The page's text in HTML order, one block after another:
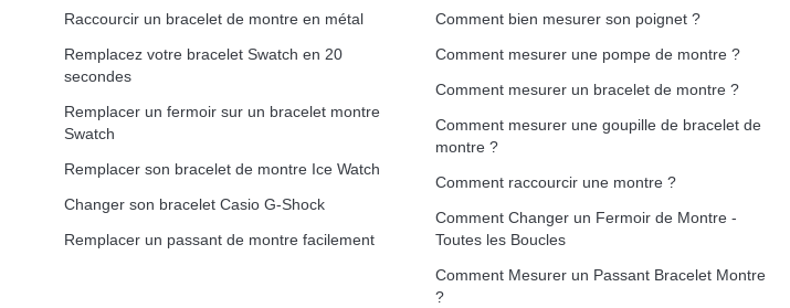
Raccourcir un bracelet de montre en métal
Remplacez votre bracelet Swatch en 20
secondes
Remplacer un fermoir sur un bracelet montre
Swatch
Remplacer son bracelet de montre Ice Watch
Changer son bracelet Casio G-Shock
Remplacer un passant de montre facilement
Comment bien mesurer son poignet ?
Comment mesurer une pompe de montre ?
Comment mesurer un bracelet de montre ?
Comment mesurer une goupille de bracelet de
montre ?
Comment raccourcir une montre ?
Comment Changer un Fermoir de Montre -
Toutes les Boucles
Comment Mesurer un Passant Bracelet Montre
?